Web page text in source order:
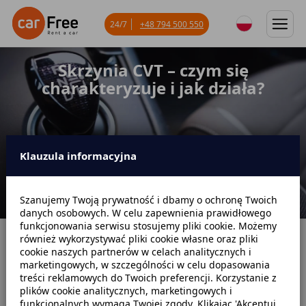
Skrzynia CVT – czym się
charakteryzuje i jak działa?
24/7 +48 794 500 550
Strona główna Blog
Poradniki samochodowe
Skrzynia CVT – czym się charakteryzuje i jak działa?
Klauzula informacyjna
Szanujemy Twoją prywatność i dbamy o ochronę Twoich
danych osobowych. W celu zapewnienia prawidłowego
funkcjonowania serwisu stosujemy pliki cookie. Możemy
również wykorzystywać pliki cookie własne oraz pliki
cookie naszych partnerów w celach analitycznych i
marketingowych, w szczególności w celu dopasowania
treści reklamowych do Twoich preferencji. Korzystanie z
plików cookie analitycznych, marketingowych i